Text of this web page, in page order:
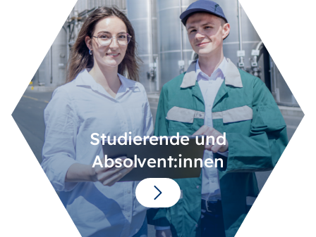
Studierende und
Absolvent:innen